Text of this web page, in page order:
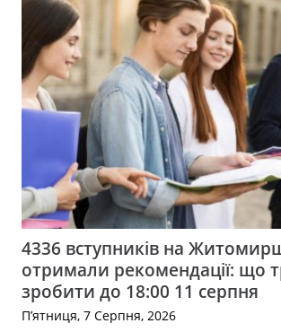
4336 вступників на
отримали рекомендації: що
зробити до 18:00 11 серпня
П’ятниця, 7 Серпня, 2026